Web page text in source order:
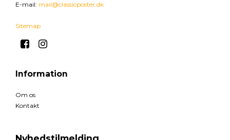
E-mail: mail@classicposter.dk
Sitemap
Information
Om os
Kontakt